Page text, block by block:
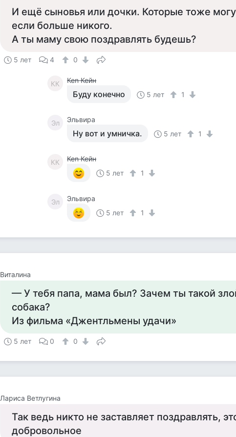
И ещё сыновья или дочки. Которые тоже
если больше никого.
А ты маму свою поздравлять будешь?
5 лет 4 0
КК Кеn Кейн
Буду конечно 5 лет 1
Эл Эльвира
Ну вот и умничка. 5 лет 1
КК
Кеn Кейн
5 лет
1
Эл
Эльвира
5 лет
1
Виталина
— У тебя папа, мама был? Зачем ты такой
собака?
Из фильма «Джентльмены удачи»
5 лет 0 0
Лариса Ветлугина
Так ведь никто не заставляет поздравлять,
добровольное